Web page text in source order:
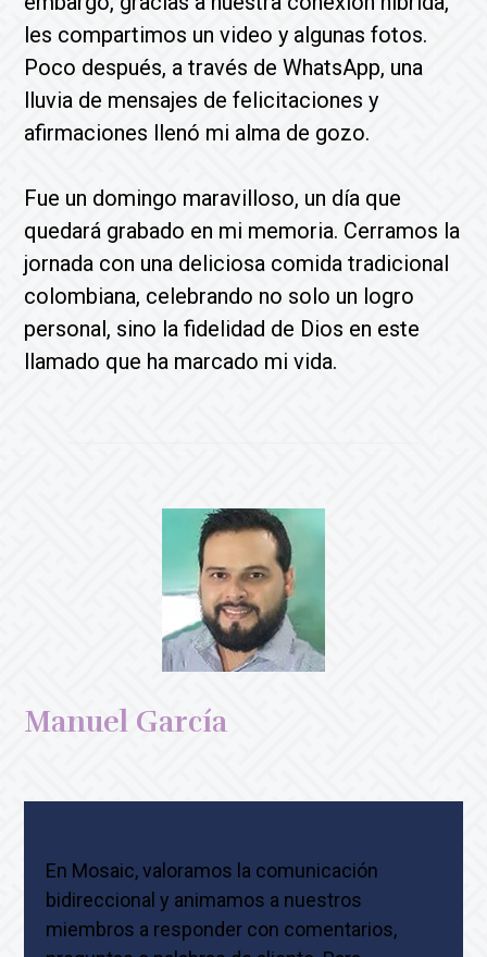
les compartimos un video y algunas fotos.
Poco después, a través de WhatsApp, una
lluvia de mensajes de felicitaciones y
afirmaciones llenó mi alma de gozo.
Fue un domingo maravilloso, un día que
quedará grabado en mi memoria. Cerramos la
jornada con una deliciosa comida tradicional
colombiana, celebrando no solo un logro
personal, sino la fidelidad de Dios en este
llamado que ha marcado mi vida.
Manuel García
En Mosaic, valoramos la comunicación
bidireccional y animamos a nuestros
miembros a responder con comentarios,